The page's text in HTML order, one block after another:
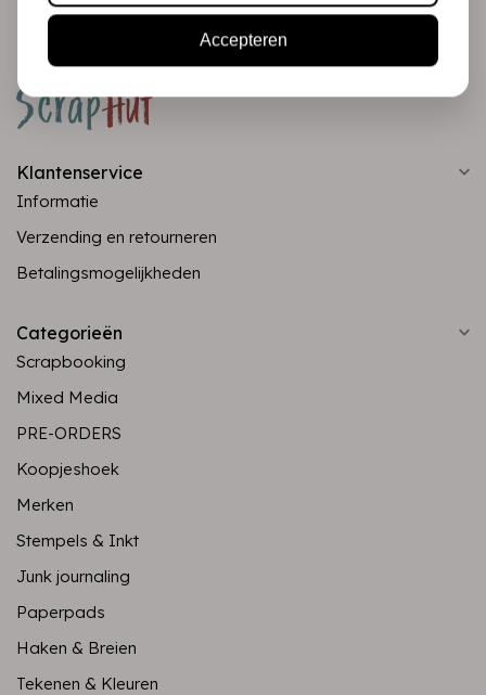
Klantenservice
Informatie
Verzending en retourneren
Betalingsmogelijkheden
Categorieën
Scrapbooking
Mixed Media
PRE-ORDERS
Koopjeshoek
Merken
Stempels & Inkt
Junk journaling
Paperpads
Haken & Breien
Tekenen & Kleuren
Accepteren